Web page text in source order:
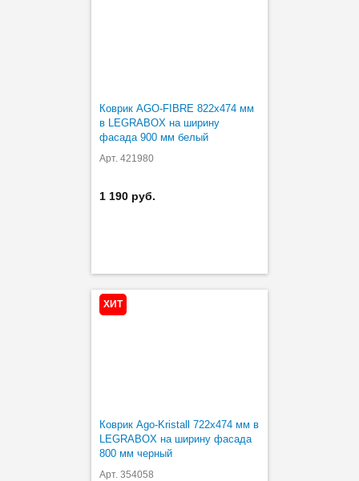
Коврик AGO-FIBRE 822х474 мм
в LEGRABOX на ширину
фасада 900 мм белый
Арт. 421980
1 190 руб.
ХИТ
Коврик Ago-Kristall 722х474 мм в
LEGRABOX на ширину фасада
800 мм черный
Арт. 354058